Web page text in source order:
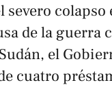
colapso
de la guerra
el
cuatro